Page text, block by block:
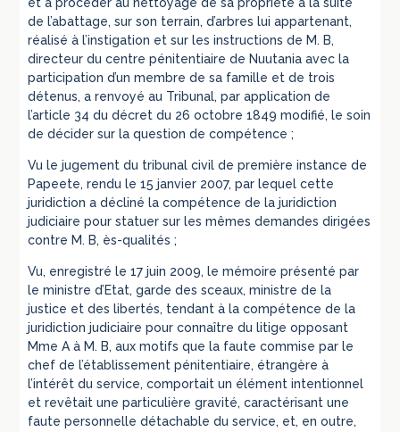
de l’abattage, sur son terrain, d’arbres lui appartenant,
réalisé à l’instigation et sur les instructions de M. B,
directeur du centre pénitentiaire de Nuutania avec la
participation d’un membre de sa famille et de trois
détenus, a renvoyé au Tribunal, par application de
l’article 34 du décret du 26 octobre 1849 modifié, le soin
de décider sur la question de compétence ;
Vu le jugement du tribunal civil de première instance de
Papeete, rendu le 15 janvier 2007, par lequel cette
juridiction a décliné la compétence de la juridiction
judiciaire pour statuer sur les mêmes demandes dirigées
contre M. B, ès-qualités ;
Vu, enregistré le 17 juin 2009, le mémoire présenté par
le ministre d’Etat, garde des sceaux, ministre de la
justice et des libertés, tendant à la compétence de la
juridiction judiciaire pour connaître du litige opposant
Mme A à M. B, aux motifs que la faute commise par le
chef de l’établissement pénitentiaire, étrangère à
l’intérêt du service, comportait un élément intentionnel
et revêtait une particulière gravité, caractérisant une
faute personnelle détachable du service, et, en outre,